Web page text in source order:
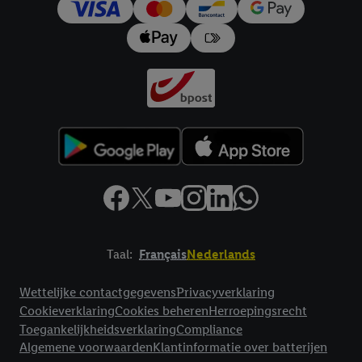
Taal: FrançaisNederlands
Wettelijke contactgegevensPrivacyverklaring
CookieverklaringCookies beherenHerroepingsrecht
ToegankelijkheidsverklaringCompliance
Algemene voorwaardenKlantinformatie over batterijen
impressum hier.